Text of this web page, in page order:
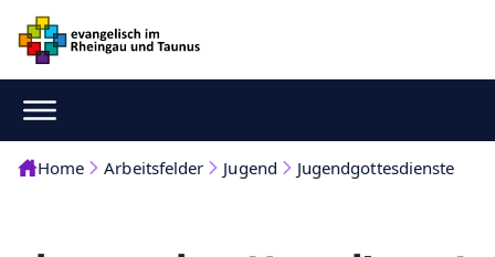
Home Arbeitsfelder Jugend Jugendgottesdienste